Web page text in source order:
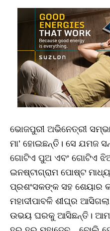
ଭୋଜପୁରୀ ଅଭିନେତ୍ରୀ
ମା’ ହୋଇଛନ୍ତି। ସେ ଯମଜ
ଗୋଟିଏ ପୁଅ ଏବଂ ଗୋଟିଏ
ଇନଷ୍ଟାଗ୍ରାମ ପୋଷ୍ଟ
ପ୍ରଶଂସକଙ୍କ ସହ ଶେୟାର
ମହାଦୀପାବଳି ଶୀଘ୍ର
ଉଭୟ ଘରକୁ ଆସିଛନ୍ତି। ଆମର